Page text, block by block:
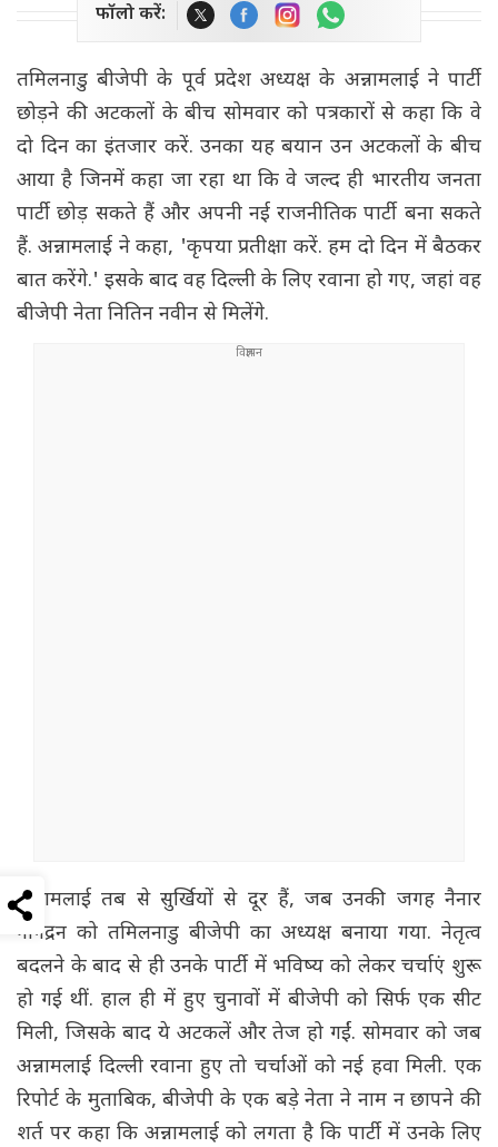
फॉलो करें:
तमिलनाडु बीजेपी के पूर्व प्रदेश अध्यक्ष के अन्नामलाई ने पार्टी
छोड़ने की अटकलों के बीच सोमवार को पत्रकारों से कहा कि वे
दो दिन का इंतजार करें. उनका यह बयान उन अटकलों के बीच
आया है जिनमें कहा जा रहा था कि वे जल्द ही भारतीय जनता
पार्टी छोड़ सकते हैं और अपनी नई राजनीतिक पार्टी बना सकते
हैं. अन्नामलाई ने कहा, 'कृपया प्रतीक्षा करें. हम दो दिन में बैठकर
बात करेंगे.' इसके बाद वह दिल्ली के लिए रवाना हो गए, जहां वह
बीजेपी नेता नितिन नवीन से मिलेंगे.
अन्नामलाई तब से सुर्खियों से दूर हैं, जब उनकी जगह नैनार
नागेंद्रन को तमिलनाडु बीजेपी का अध्यक्ष बनाया गया. नेतृत्व
बदलने के बाद से ही उनके पार्टी में भविष्य को लेकर चर्चाएं शुरू
हो गई थीं. हाल ही में हुए चुनावों में बीजेपी को सिर्फ एक सीट
मिली, जिसके बाद ये अटकलें और तेज हो गईं. सोमवार को जब
अन्नामलाई दिल्ली रवाना हुए तो चर्चाओं को नई हवा मिली. एक
रिपोर्ट के मुताबिक, बीजेपी के एक बड़े नेता ने नाम न छापने की
शर्त पर कहा कि अन्नामलाई को लगता है कि पार्टी में उनके लिए